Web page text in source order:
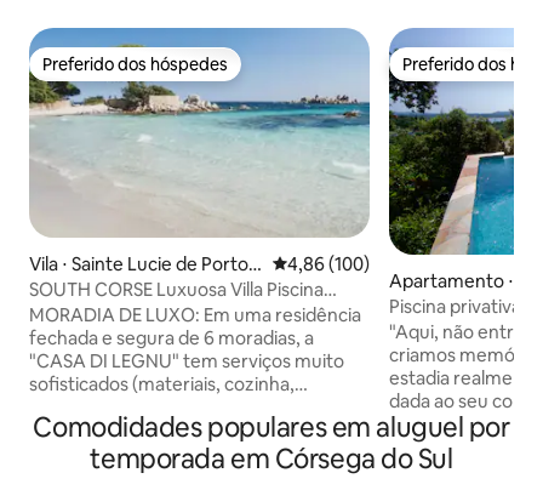
Preferido dos hóspedes
Preferido dos hóspedes
Vila ⋅ Sainte Lucie de Porto V
ecchio
4,86 de uma avaliação média de
4,86 (100)
SOUTH CORSE Luxuosa Villa Piscina
Praias aquecidas
MORADIA DE LUXO: Em uma residência
fechada e segura de 6 moradias, a
"CASA DI LEGNU" tem serviços muito
sofisticados (materiais, cozinha,
e persianas elétricas, ar condicionado
em todos os quartos (independentes): 4
quartos, 3 banheiros, 4 banheiros,
Preferido dos
Preferido dos
Apartamento ⋅
io
Piscina privativa
para o mar e
"Aqui, não
criamos memórias." O que
estadia
dada ao seu
um serviço
Dentro da Villa
jardim (Ciardinu)
Comodidades populares em aluguel por
temporada em Córsega do Sul